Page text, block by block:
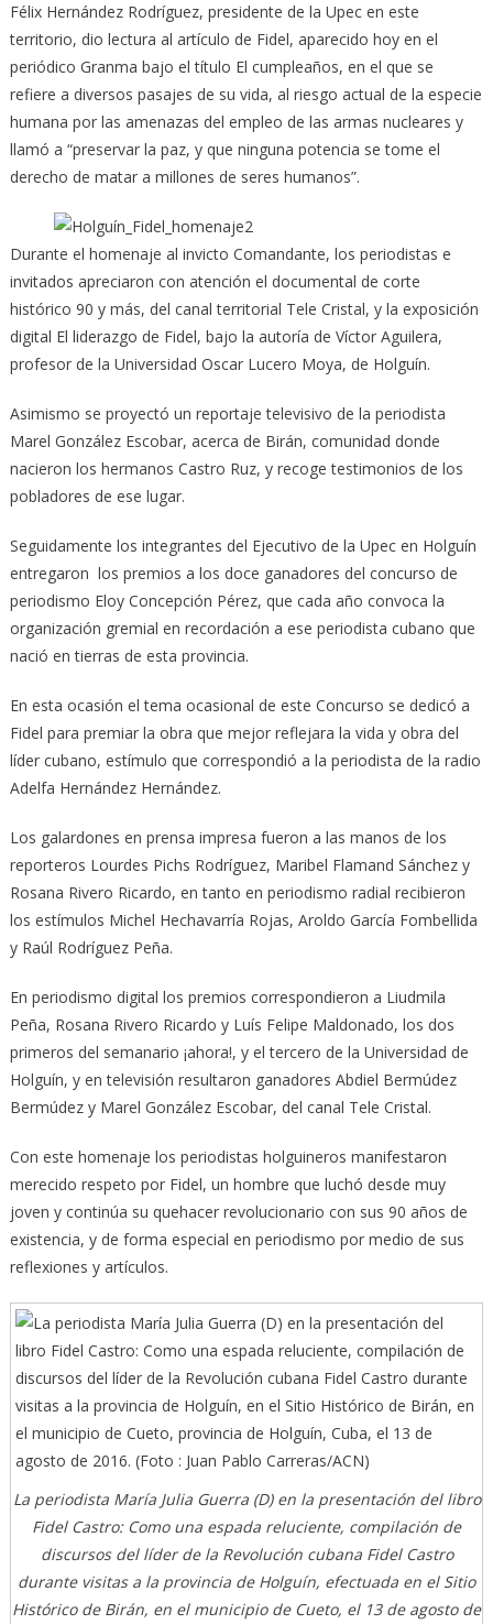
Félix Hernández Rodríguez, presidente de la Upec en este
territorio, dio lectura al artículo de Fidel, aparecido hoy en el
periódico Granma bajo el título El cumpleaños, en el que se
refiere a diversos pasajes de su vida, al riesgo actual de la especie
humana por las amenazas del empleo de las armas nucleares y
llamó a “preservar la paz, y que ninguna potencia se tome el
derecho de matar a millones de seres humanos”.
Durante el homenaje al invicto Comandante, los periodistas e
invitados apreciaron con atención el documental de corte
histórico 90 y más, del canal territorial Tele Cristal, y la exposición
digital El liderazgo de Fidel, bajo la autoría de Víctor Aguilera,
profesor de la Universidad Oscar Lucero Moya, de Holguín.
Asimismo se proyectó un reportaje televisivo de la periodista
Marel González Escobar, acerca de Birán, comunidad donde
nacieron los hermanos Castro Ruz, y recoge testimonios de los
pobladores de ese lugar.
Seguidamente los integrantes del Ejecutivo de la Upec en Holguín
entregaron los premios a los doce ganadores del concurso de
periodismo Eloy Concepción Pérez, que cada año convoca la
organización gremial en recordación a ese periodista cubano que
nació en tierras de esta provincia.
En esta ocasión el tema ocasional de este Concurso se dedicó a
Fidel para premiar la obra que mejor reflejara la vida y obra del
líder cubano, estímulo que correspondió a la periodista de la radio
Adelfa Hernández Hernández.
Los galardones en prensa impresa fueron a las manos de los
reporteros Lourdes Pichs Rodríguez, Maribel Flamand Sánchez y
Rosana Rivero Ricardo, en tanto en periodismo radial recibieron
los estímulos Michel Hechavarría Rojas, Aroldo García Fombellida
y Raúl Rodríguez Peña.
En periodismo digital los premios correspondieron a Liudmila
Peña, Rosana Rivero Ricardo y Luís Felipe Maldonado, los dos
primeros del semanario ¡ahora!, y el tercero de la Universidad de
Holguín, y en televisión resultaron ganadores Abdiel Bermúdez
Bermúdez y Marel González Escobar, del canal Tele Cristal.
Con este homenaje los periodistas holguineros manifestaron
merecido respeto por Fidel, un hombre que luchó desde muy
joven y continúa su quehacer revolucionario con sus 90 años de
existencia, y de forma especial en periodismo por medio de sus
reflexiones y artículos.
La periodista María Julia Guerra (D) en la presentación del libro
Fidel Castro: Como una espada reluciente, compilación de
discursos del líder de la Revolución cubana Fidel Castro
durante visitas a la provincia de Holguín, efectuada en el Sitio
Histórico de Birán, en el municipio de Cueto, el 13 de agosto de